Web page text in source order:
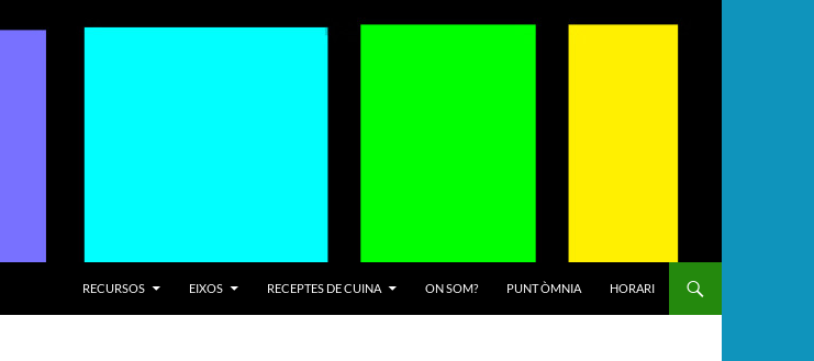
RECURSOS
EIXOS RECEPTES DE CUINA ON SOM? PUNT ÒMNIA HORARI